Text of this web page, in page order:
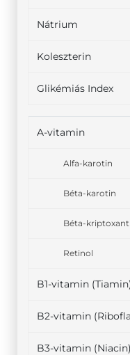
Nátrium
Koleszterin
Glikémiás Index
A-vitamin
Alfa-karotin
Béta-karotin
Béta-
Retinol
B1-vitamin
B2-vitamin
B3-vitamin (Niacin)